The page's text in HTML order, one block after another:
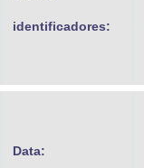
identificadores:
Data: